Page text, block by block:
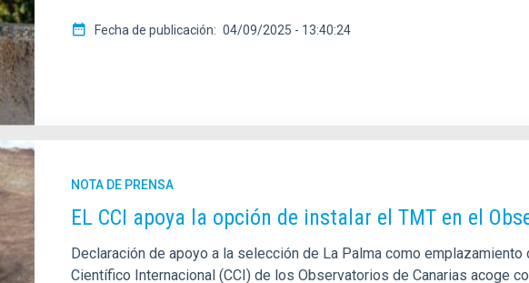
Fecha de publicación 04/09/2025 - 13:40:24
NOTA DE PRENSA
EL CCI apoya la opción de instalar el TMT en el
Declaración de apoyo a la selección de La Palma como
Científico Internacional (CCI) de los Observatorios de Canarias acoge